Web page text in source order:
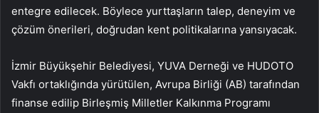
entegre edilecek. Böylece yurttaşların talep, deneyim ve
çözüm önerileri, doğrudan kent politikalarına yansıyacak.
İzmir Büyükşehir Belediyesi, YUVA Derneği ve HUDOTO
Vakfı ortaklığında yürütülen, Avrupa Birliği (AB) tarafından
finanse edilip Birleşmiş Milletler Kalkınma Programı